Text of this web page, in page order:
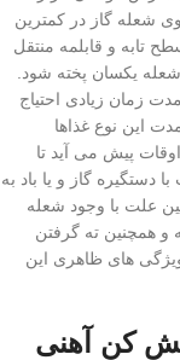
شعله گاز در کمترین
تابه و قابلمه منتقل
یکسان پخته شود.
زمان زیادی احتیاج
این نوع غذاها
پیش می آید تا
گاز و یا باد به
علت با وجود شعله
همچنین ته گرفتن
های ظاهری این
کن آهنی